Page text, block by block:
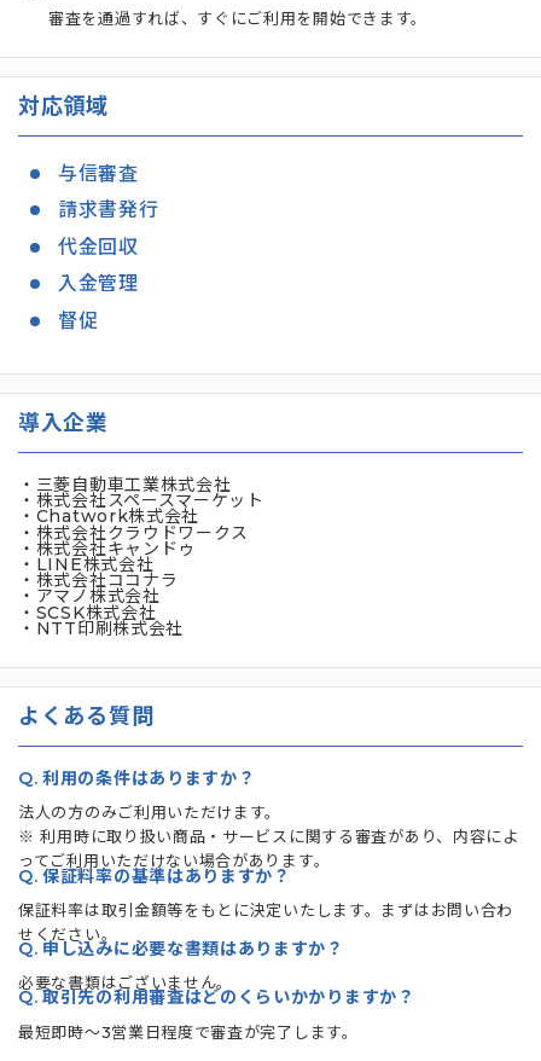
審査を通過すれば、すぐにご利用を開始できます。
対応領域
与信審査
請求書発行
代金回収
入金管理
督促
導入企業
・三菱自動車工業株式会社
・株式会社スペースマーケット
・Chatwork株式会社
・株式会社クラウドワークス
・株式会社キャンドゥ
・LINE株式会社
・株式会社ココナラ
・アマノ株式会社
・SCSK株式会社
・NTT印刷株式会社
よくある質問
Q. 利用の条件はありますか？
法人の方のみご利用いただけます。
※ 利用時に取り扱い商品・サービスに関する審査があり、内容によ
ってご利用いただけない場合があります。
Q. 保証料率の基準はありますか？
保証料率は取引金額等をもとに決定いたします。まずはお問い合わ
せください。
Q. 申し込みに必要な書類はありますか？
必要な書類はございません。
Q. 取引先の利用審査はどのくらいかかりますか？
最短即時～3営業日程度で審査が完了します。